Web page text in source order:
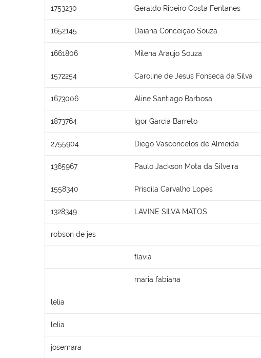
1753230 Geraldo Ribeiro Costa Fentanes
1652145 Daiana Conceição Souza
1661806 Milena Araujo Souza
1572254 Caroline de Jesus Fonseca da Silva
1673006 Aline Santiago Barbosa
1873764 Igor Garcia Barreto
2755904 Diego Vasconcelos de Almeida
1365967 Paulo Jackson Mota da Silveira
1558340 Priscila Carvalho Lopes
1328349 LAVINE SILVA MATOS
robson de jes
flavia
maria fabiana
lelia
lelia
josemara